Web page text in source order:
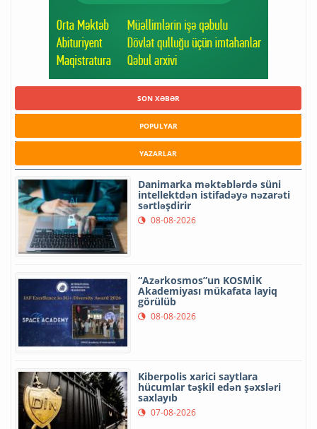
SON XƏBƏR
POPULYAR
YAZARLAR
Danimarka məktəblərdə süni
intellektdən istifadəyə nəzarəti
sərtləşdirir
08-08-2026
“Azərkosmos”un KOSMİK
Akademiyası mükafata layiq
görülüb
08-08-2026
Kiberpolis xarici saytlara
hücumlar təşkil edən şəxsləri
saxlayıb
07-08-2026